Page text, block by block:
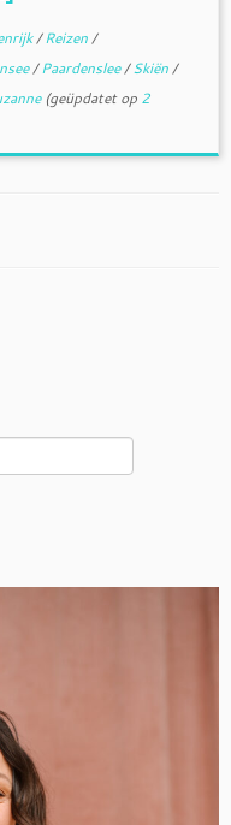
/Reizen/
/Paardenslee/Skiën/
(geüpdatet op 2